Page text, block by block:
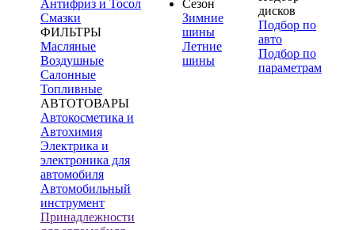
Антифриз и Тосол
Смазки
ФИЛЬТРЫ
Масляные
Воздушные
Салонные
Топливные
АВТОТОВАРЫ
Автокосметика и
Автохимия
Электрика и
электроника для
автомобиля
Автомобильный
инструмент
Принадлежности
Сезон
Зимние
шины
Летние
шины
дисков
Подбор по
авто
Подбор по
параметрам